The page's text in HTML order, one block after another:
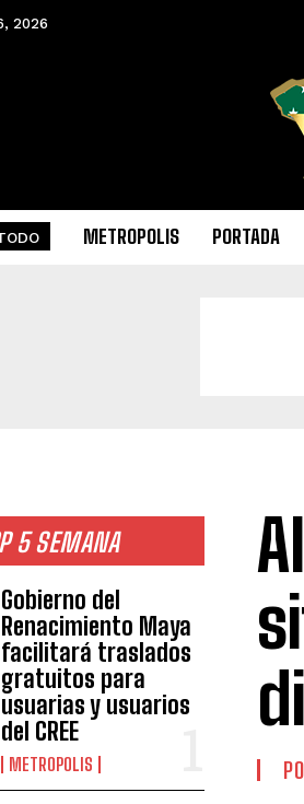
2026
METROPOLIS PORTADA
5 SEMANA
Gobierno del
Renacimiento Maya
facilitará traslados
gratuitos para
usuarias y usuarios
del CREE
METROPOLIS